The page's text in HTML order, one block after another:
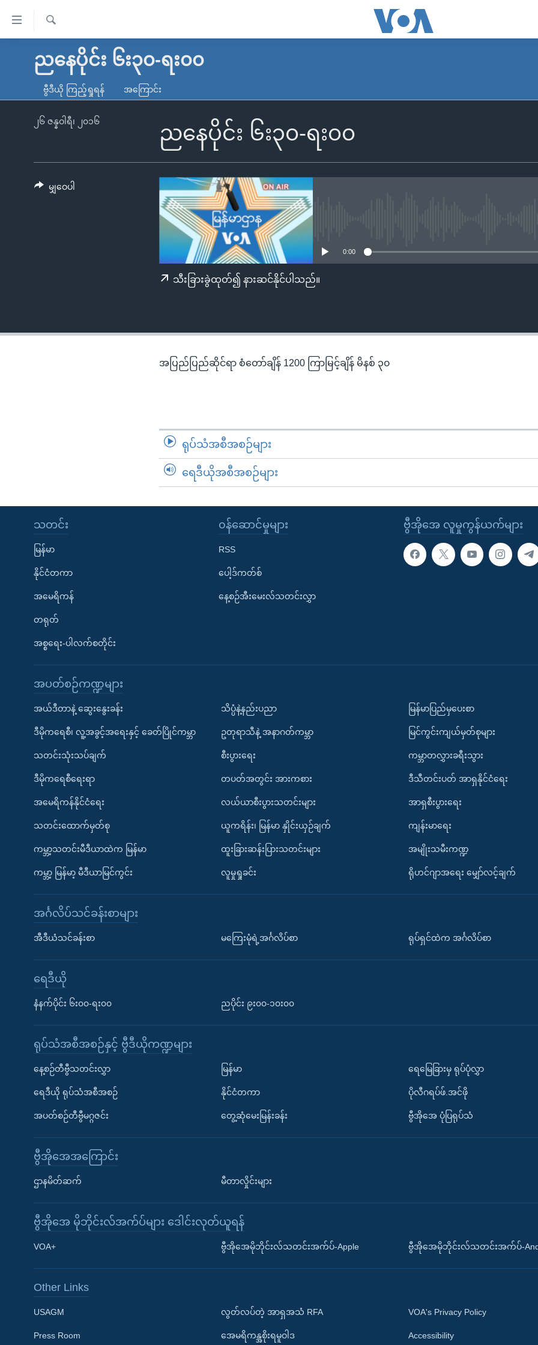
လွယ်ကူ
သည့်
ကျော်
မူလစာမျက်နှာ
ကမ္ဘာ့သတင်းများ
နိုင်ငံတကာ
တရုတ်
အစ္စရေး-ပါလက်စတိုင်း
ရပ်ဝန်းတခု လမ်းတခု အလွန်
အင်္ဂလိပ်စာလေ့လာမယ်
Learning English
ဘာသာစကားများ
ရ
လာ
ညနေပိုင်း ၆း၃၀-ရး၀၀
ဗွီဒီယို ကြည့်ရှုရန် အကြောင်း
ညနေပိုင်း ၆း၃၀-ရး၀၀
၂၆ ဇန္နဝါရီ၊ ၂၀၁၆
0:00
သီးခြားခွဲထုတ်၍ နားဆင်နိုင်ပါသည်။
မျှဝေပါ
အပြည်ပြည်ဆိုင်ရာ စံတော်ချိန် 1200 ကြာမြင့်ချိန် မိနစ် ၃၀
ရုပ်သံအစီအစဉ်များ
ရေဒီယိုအစီအစဉ်များ
ဗွီအိုအေ လူမှုကွန်ယက်များ
သတင်း
မြန်မာ
နိုင်ငံတကာ
အမေရိကန်
တရုတ်
အစ္စရေး-ပါလက်စတိုင်း
၀န်ဆောင်မှုများ
RSS
ပေါ့ဒ်ကတ်စ်
နေ့စဉ်အီးမေးလ်သတင်းလွှာ
အပတ်စဉ်ကဏ္ဍများ
အယ်ဒီတာနဲ့ ဆွေးနွေးခန်း
ဒီမိုကရေစီ၊ လူ့အခွင့်အရေးနှင့် ခေတ်ပြိုင်ကမ္ဘာ
သတင်းသုံးသပ်ချက်
ဒီမိုကရေစီရေးရာ
အမေရိကန်နိုင်ငံရေး
သတင်းထောက်မှတ်စု
ကမ္ဘာ့သတင်းမီဒီယာထဲက မြန်မာ
ကမ္ဘာ့ မြန်မာ့ မီဒီယာမြင်ကွင်း
သိပ္ပံနဲ့နည်းပညာ
ဥတုရာသီနဲ့ အနာဂတ်ကမ္ဘာ
စီးပွားရေး
တပတ်အတွင်း အားကစား
လယ်ယာစီးပွားသတင်းများ
ယူကရိန်း၊ မြန်မာ နှိုင်းယှဉ်ချက်
ထူးခြားဆန်းပြားသတင်းများ
လူမှုရှုခင်း
မြန်မာပြည်မှပေးစာ
မြင်ကွင်းကျယ်မှတ်စုများ
ကမ္ဘာတလွှားခရီးသွား
ဒီသီတင်းပတ် အာရှနိုင်ငံရေး
အာရှစီးပွားရေး
ကျန်းမာရေး
အမျိုးသမီးကဏ္ဍ
ရိုဟင်ဂျာအရေး မျှော်လင့်ချက်
အင်္ဂလိပ်သင်ခန်းစာများ
အီဒီယံသင်ခန်းစာ မကြေးမုံရဲ့အင်္ဂလိပ်စာ ရုပ်ရှင်ထဲက အင်္ဂလိပ်စာ
ရေဒီယို
နံနက်ပိုင်း ၆း၀၀-ရး၀၀ ညပိုင်း ၉း၀၀-၁၀း၀၀
ရုပ်သံအစီအစဉ်နှင့် ဗွီဒီယိုကဏ္ဍများ
နေ့စဉ်တီဗွီသတင်းလွှာ
ရေဒီယို ရုပ်သံအစီအစဉ်
အပတ်စဉ်တီဗွီမဂ္ဂဇင်း
မြန်မာ
နိုင်ငံတကာ
တွေ့ဆုံမေးမြန်းခန်း
ရေမြေခြားမှ ရုပ်ပုံလွှာ
ပိုလီဂရပ်ဖ်.အင်ဖို
ဗွီအိုအေ ပုံပြရုပ်သံ
ဗွီအိုအေအကြောင်း
ဌာနမိတ်ဆက် မီတာလှိုင်းများ
ဗွီအိုအေ မိုဘိုင်းလ်အက်ပ်များ ဒေါင်းလုတ်ယူရန်
VOA+ ဗွီအိုအေမိုဘိုင်းလ်သတင်းအက်ပ်-Apple ဗွီအိုအေမိုဘိုင်းလ်သတင်းအက်ပ်-
Other Links
USAGM
Press Room
လွတ်လပ်တဲ့ အာရှအသံ RFA
အေမရိကန္အစိုးရမူဝါဒ
VOA's Privacy Policy
Accessibility